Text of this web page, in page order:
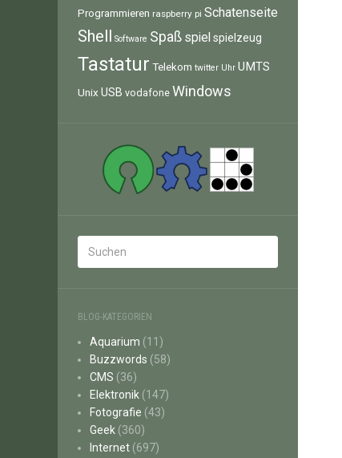
Programmieren raspberry pi Schatenseite
Shell Software Spaß spiel spielzeug
Tastatur Telekom twitter Uhr UMTS
Unix USB vodafone Windows
BLOG-KATEGORIEN
Aquarium (11)
Buzzwords (58)
CMS (36)
Elektronik (147)
Fotografie (43)
Geek (360)
Internet (697)